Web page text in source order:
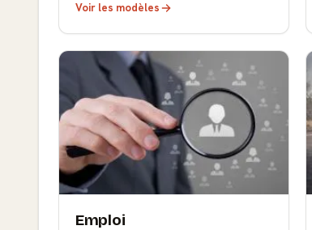
Voir les modèles
Emploi